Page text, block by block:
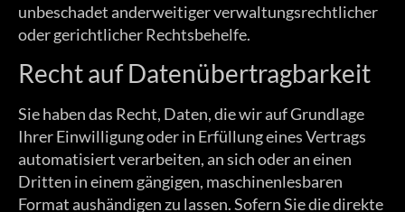
unbeschadet anderweitiger verwaltungsrechtlicher
oder gerichtlicher Rechtsbehelfe.
Recht auf Daten­übertrag­barkeit
Sie haben das Recht, Daten, die wir auf Grundlage
Ihrer Einwilligung oder in Erfüllung eines Vertrags
automatisiert verarbeiten, an sich oder an einen
Dritten in einem gängigen, maschinenlesbaren
Format aushändigen zu lassen. Sofern Sie die direkte